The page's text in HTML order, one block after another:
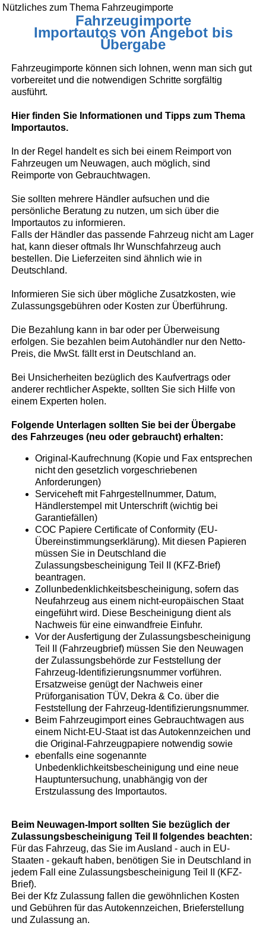
Nützliches zum Thema Fahrzeugimporte
Fahrzeugimporte
Importautos von Angebot bis
Übergabe
Fahrzeugimporte können sich lohnen, wenn man sich gut
vorbereitet und die notwendigen Schritte sorgfältig
ausführt.
Hier finden Sie Informationen und Tipps zum Thema
Importautos.
In der Regel handelt es sich bei einem Reimport von
Fahrzeugen um Neuwagen, auch möglich, sind
Reimporte von Gebrauchtwagen.
Sie sollten mehrere Händler aufsuchen und die
persönliche Beratung zu nutzen, um sich über die
Importautos zu informieren.
Falls der Händler das passende Fahrzeug nicht am Lager
hat, kann dieser oftmals Ihr Wunschfahrzeug auch
bestellen. Die Lieferzeiten sind ähnlich wie in
Deutschland.
Informieren Sie sich über mögliche Zusatzkosten, wie
Zulassungsgebühren oder Kosten zur Überführung.
Die Bezahlung kann in bar oder per Überweisung
erfolgen. Sie bezahlen beim Autohändler nur den Netto-
Preis, die MwSt. fällt erst in Deutschland an.
Bei Unsicherheiten bezüglich des Kaufvertrags oder
anderer rechtlicher Aspekte, sollten Sie sich Hilfe von
einem Experten holen.
Folgende Unterlagen sollten Sie bei der Übergabe
des Fahrzeuges (neu oder gebraucht) erhalten:
Original-Kaufrechnung (Kopie und Fax entsprechen
nicht den gesetzlich vorgeschriebenen
Anforderungen)
Serviceheft mit Fahrgestellnummer, Datum,
Händlerstempel mit Unterschrift (wichtig bei
Garantiefällen)
COC Papiere Certificate of Conformity (EU-
Übereinstimmungserklärung). Mit diesen Papieren
müssen Sie in Deutschland die
Zulassungsbescheinigung Teil II (KFZ-Brief)
beantragen.
Zollunbedenklichkeitsbescheinigung, sofern das
Neufahrzeug aus einem nicht-europäischen Staat
eingeführt wird. Diese Bescheinigung dient als
Nachweis für eine einwandfreie Einfuhr.
Vor der Ausfertigung der Zulassungsbescheinigung
Teil II (Fahrzeugbrief) müssen Sie den Neuwagen
der Zulassungsbehörde zur Feststellung der
Fahrzeug-Identifizierungsnummer vorführen.
Ersatzweise genügt der Nachweis einer
Prüforganisation TÜV, Dekra & Co. über die
Feststellung der Fahrzeug-Identifizierungsnummer.
Beim Fahrzeugimport eines Gebrauchtwagen aus
einem Nicht-EU-Staat ist das Autokennzeichen und
die Original-Fahrzeugpapiere notwendig sowie
ebenfalls eine sogenannte
Unbedenklichkeitsbescheinigung und eine neue
Hauptuntersuchung, unabhängig von der
Erstzulassung des Importautos.
Beim Neuwagen-Import sollten Sie bezüglich der
Zulassungsbescheinigung Teil II folgendes beachten:
Für das Fahrzeug, das Sie im Ausland - auch in EU-
Staaten - gekauft haben, benötigen Sie in Deutschland in
jedem Fall eine Zulassungsbescheinigung Teil II (KFZ-
Brief).
Bei der Kfz Zulassung fallen die gewöhnlichen Kosten
und Gebühren für das Autokennzeichen, Brieferstellung
und Zulassung an.